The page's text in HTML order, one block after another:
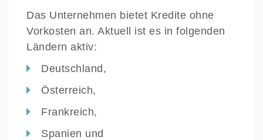
Das Unternehmen bietet Kredite ohne
Vorkosten an. Aktuell ist es in folgenden
Ländern aktiv:
Deutschland,
Österreich,
Frankreich,
Spanien und